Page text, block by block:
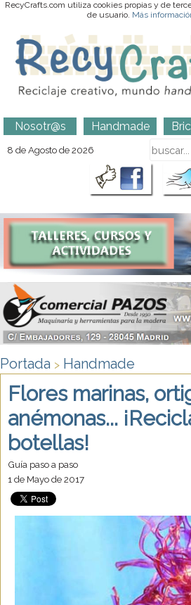
RecyCrafts.com utiliza cookies propias y de
de usuario. Más
Nosotr@s Handmade
8 de Agosto de 2026
Portada > Handmade
Flores marinas,
anémonas...
botellas!
Guía paso a paso
1 de Mayo de 2017